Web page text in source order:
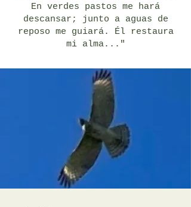
En verdes pastos me hará
descansar; junto a aguas de
reposo me guiará. Él restaura
mi alma..."